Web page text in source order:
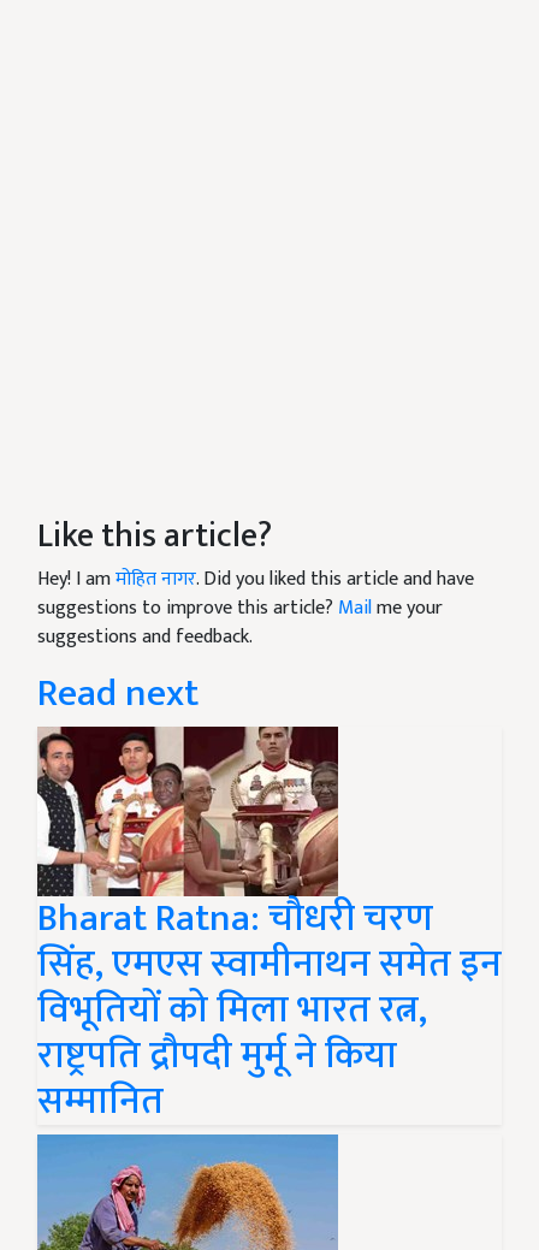
Like this article?
Hey! I amमोहित नागर. Did you liked this article and have
suggestions to improve this article? Mailme your
suggestions and feedback.
Read next
Bharat Ratna: चौधरी चरण
सिंह, एमएस स्वामीनाथन समेत इन
विभूतियों को मिला भारत रत्न,
राष्ट्रपति द्रौपदी मुर्मू ने किया
सम्मानित